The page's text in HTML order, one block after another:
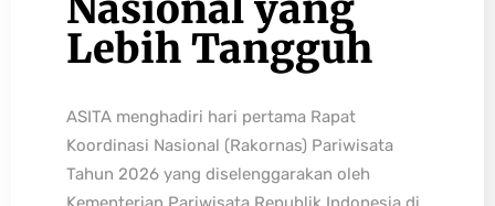
Lebih Tangguh
ASITA menghadiri hari pertama Rapat
Koordinasi Nasional (Rakornas) Pariwisata
Tahun 2026 yang diselenggarakan oleh